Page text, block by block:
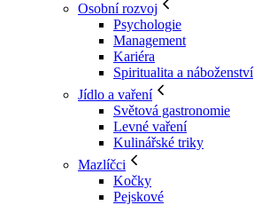
Osobní rozvoj
Psychologie
Management
Kariéra
Spiritualita a náboženství
Jídlo a vaření
Světová gastronomie
Levné vaření
Kulinářské triky
Mazlíčci
Kočky
Pejskové